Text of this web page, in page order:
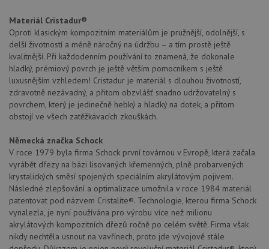
Materiál Cristadur®
Oproti klasickým kompozitním materiálům je pružnější, odolnější, s
delší životností a méně náročný na údržbu – a tím prostě ještě
kvalitnější. Při každodenním používání to znamená, že dokonale
hladký, prémiový povrch je ještě větším pomocníkem s ještě
luxusnějším vzhledem! Cristadur je materiál s dlouhou životností,
zdravotně nezávadný, a přitom obzvlášť snadno udržovatelný s
povrchem, který je jedinečně hebký a hladký na dotek, a přitom
obstojí ve všech zatěžkávacích zkouškách.
Německá značka Schock
V roce 1979 byla firma Schock první továrnou v Evropě, která začala
vyrábět dřezy na bázi lisovaných křemenných, plně probarvených
krystalických směsí spojených speciálním akrylátovým pojivem.
Následné zlepšování a optimalizace umožnila v roce 1984 materiál
patentovat pod názvem Cristalite®. Technologie, kterou firma Schock
vynalezla, je nyní používána pro výrobu více než milionu
akrylátových kompozitních dřezů ročně po celém světě. Firma však
nikdy nechtěla usnout na vavřínech, proto jde vývojově stále